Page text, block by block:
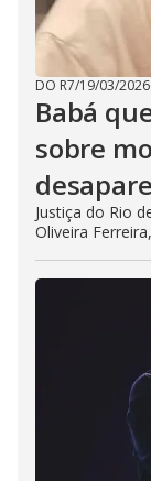
DO R7/19/03/2026
Babá
sobre
Justiça do Rio
Oliveira